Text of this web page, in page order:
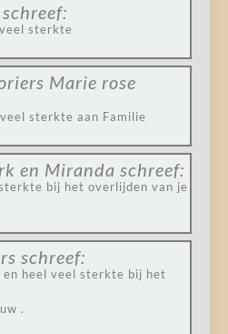
schreef:
sterkte
Marie rose
sterkte aan Familie
en Miranda schreef:
bij het overlijden van je
schreef:
en heel veel sterkte bij het
.